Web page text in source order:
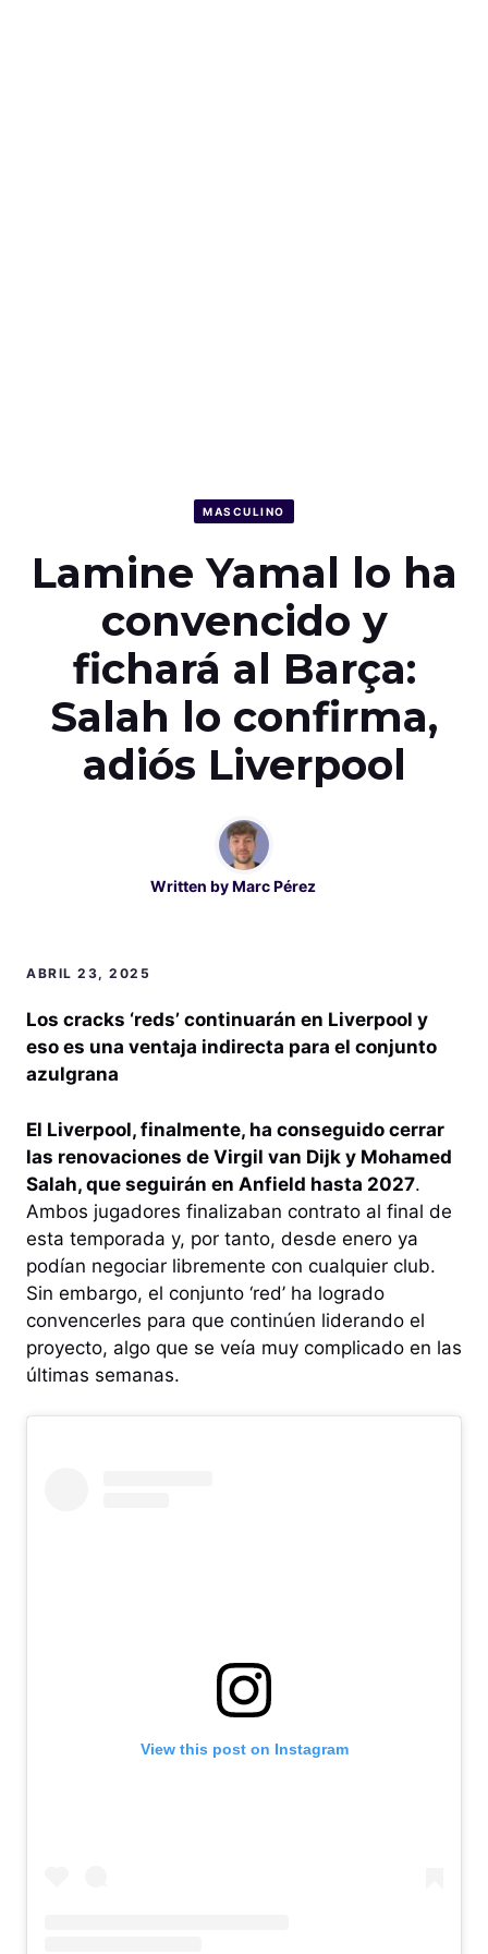
MASCULINO
Lamine Yamal lo ha
convencido y
fichará al Barça:
Salah lo confirma,
adiós Liverpool
Written byMarc Pérez
ABRIL 23, 2025
Los cracks ‘reds’ continuarán en Liverpool y
eso es una ventaja indirecta para el conjunto
azulgrana
El Liverpool, finalmente, ha conseguido cerrar
las renovaciones de Virgil van Dijk y Mohamed
Salah, que seguirán en Anfield hasta 2027.
Ambos jugadores finalizaban contrato al final de
esta temporada y, por tanto, desde enero ya
podían negociar libremente con cualquier club.
Sin embargo, el conjunto ‘red’ ha logrado
convencerles para que continúen liderando el
proyecto, algo que se veía muy complicado en las
últimas semanas.
View this post on Instagram